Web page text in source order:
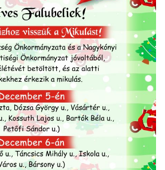
VAGYONNYILATKOZATOK – 2026.
ÖNKORMÁNYZATI KÉPVISELŐK
– 2026. ÉV